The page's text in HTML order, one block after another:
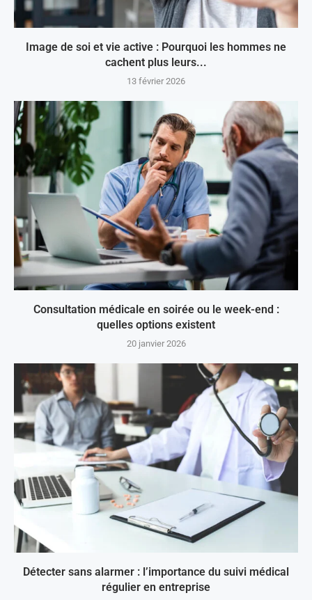
Image de soi et vie active : Pourquoi les hommes ne
cachent plus leurs...
13 février 2026
Consultation médicale en soirée ou le week-end :
quelles options existent
20 janvier 2026
Détecter sans alarmer : l’importance du suivi médical
régulier en entreprise